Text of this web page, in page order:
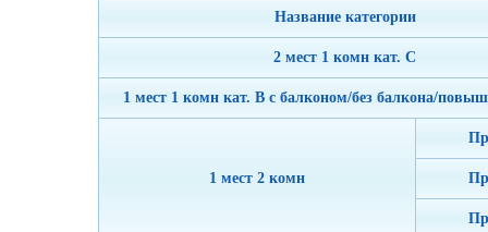
Название категории
2 мест 1 комн кат. С
1 мест 1 комн кат. В с балконом/без балкона/
1 мест 2 комн